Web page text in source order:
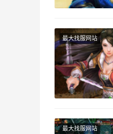
最大找服网站
最大找服网站